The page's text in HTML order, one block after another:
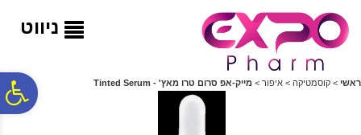
ניווט
ראשי > קוסמטיקה > איפור > מייק-אפ סרום טרו מאץ' - Tinted Serum